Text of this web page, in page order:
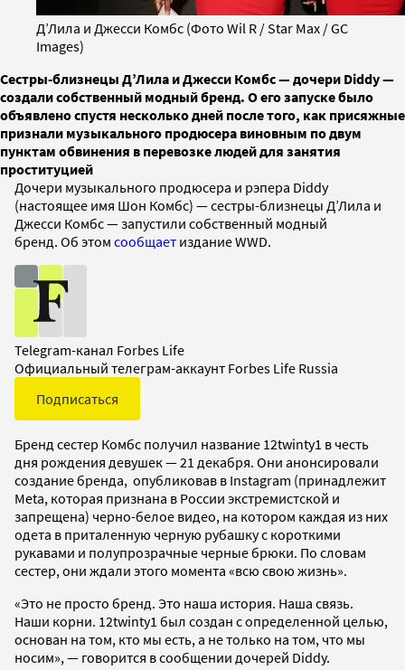
Д’Лила и Джесси Комбс (Фото Wil R / Star Max / GC
Images)
Сестры-близнецы Д’Лила и Джесси Комбс — дочери Diddy —
создали собственный модный бренд. О его запуске было
объявлено спустя несколько дней после того, как присяжные
признали музыкального продюсера виновным по двум
пунктам обвинения в перевозке людей для занятия
проституцией
Дочери музыкального продюсера и рэпера Diddy
(настоящее имя Шон Комбс) — сестры-близнецы Д’Лила и
Джесси Комбс — запустили собственный модный
бренд. Об этом сообщает издание WWD.
Telegram-канал Forbes Life
Официальный телеграм-аккаунт Forbes Life Russia
Подписаться
Бренд сестер Комбс получил название 12twinty1 в честь
дня рождения девушек — 21 декабря. Они анонсировали
создание бренда, опубликовав в Instagram (принадлежит
Meta, которая признана в России экстремистской и
запрещена) черно-белое видео, на котором каждая из них
одета в приталенную черную рубашку с короткими
рукавами и полупрозрачные черные брюки. По словам
сестер, они ждали этого момента «всю свою жизнь».
«Это не просто бренд. Это наша история. Наша связь.
Наши корни. 12twinty1 был создан с определенной целью,
основан на том, кто мы есть, а не только на том, что мы
носим», — говорится в сообщении дочерей Diddy.